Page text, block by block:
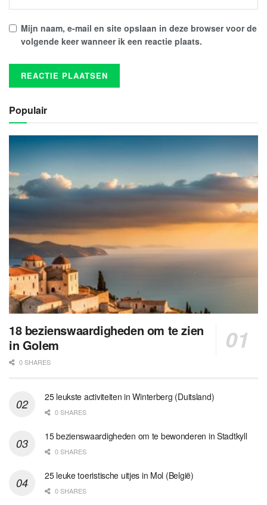
Mijn naam, e-mail en site opslaan in deze browser voor de
volgende keer wanneer ik een reactie plaats.
Populair
18 bezienswaardigheden om te zien
in Golem
0 SHARES
25 leukste activiteiten in Winterberg (Duitsland)
0 SHARES
15 bezienswaardigheden om te bewonderen in Stadtkyll
0 SHARES
25 leuke toeristische uitjes in Mol (België)
0 SHARES